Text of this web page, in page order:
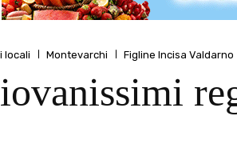
locali Montevarchi Figline Incisa Valdarno